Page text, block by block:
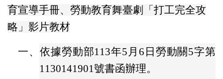
育宣導手冊、勞動教育舞臺劇「打工完全攻
略」影片教材
一、依據勞動部113年5月6日勞動關5字第
1130141901號書函辦理。